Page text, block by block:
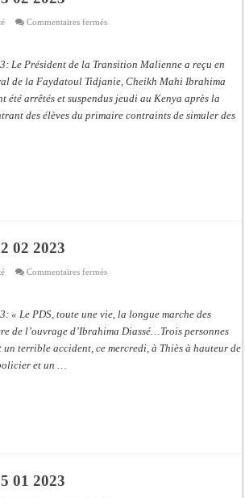
Commentaires ferméssur
02
2023
Le Président de la Transition Malienne a reçu en
de la Faydatoul Tidjanie, Cheikh Mahi Ibrahima
été arrêtés et suspendus jeudi au Kenya après la
des élèves du primaire contraints de simuler des
02 2023
Commentaires ferméssur
02
02
2023
« Le PDS, toute une vie, la longue marche des
de l’ouvrage d’Ibrahima Diassé…Trois personnes
terrible accident, ce mercredi, à Thiès à hauteur de
et un …
01 2023